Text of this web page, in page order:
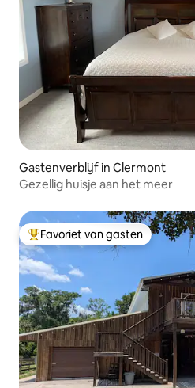
Gastenverblijf in Clermont
Gezellig huisje aan het meer
Topfavoriet van gasten
Favoriet van gasten